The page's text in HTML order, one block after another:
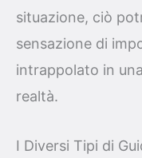
situazione, ciò
sensazione di
intrappolato in
realtà.
I Diversi Tipi di